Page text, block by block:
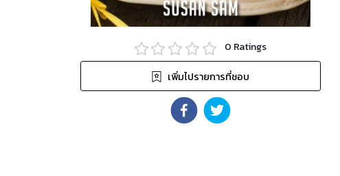
0 Ratings
เพิ่มไปรายการที่ชอบ